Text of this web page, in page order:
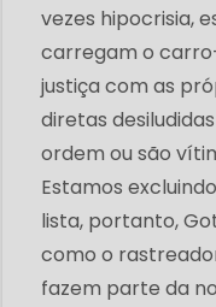
vezes hipocrisia,
carregam o
justiça com as
diretas
ordem ou são
Estamos
lista, portanto,
como o
fazem parte da